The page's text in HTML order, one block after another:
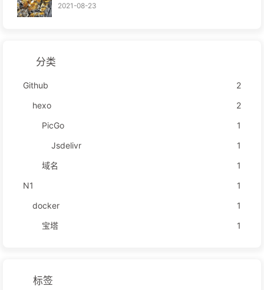
2021-08-23
分类
Github
2
hexo
2
PicGo
1
Jsdelivr
1
域名
1
N1
1
docker
1
宝塔
1
标签